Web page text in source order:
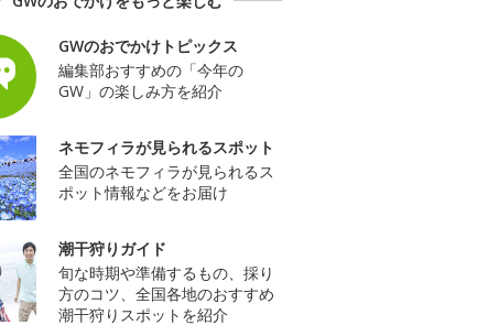
GWのおでかけトピックス
編集部おすすめの「今年の
GW」の楽しみ方を紹介
ネモフィラが見られるスポット
全国のネモフィラが見られるス
ポット情報などをお届け
潮干狩りガイド
旬な時期や準備するもの、採り
方のコツ、全国各地のおすすめ
潮干狩りスポットを紹介